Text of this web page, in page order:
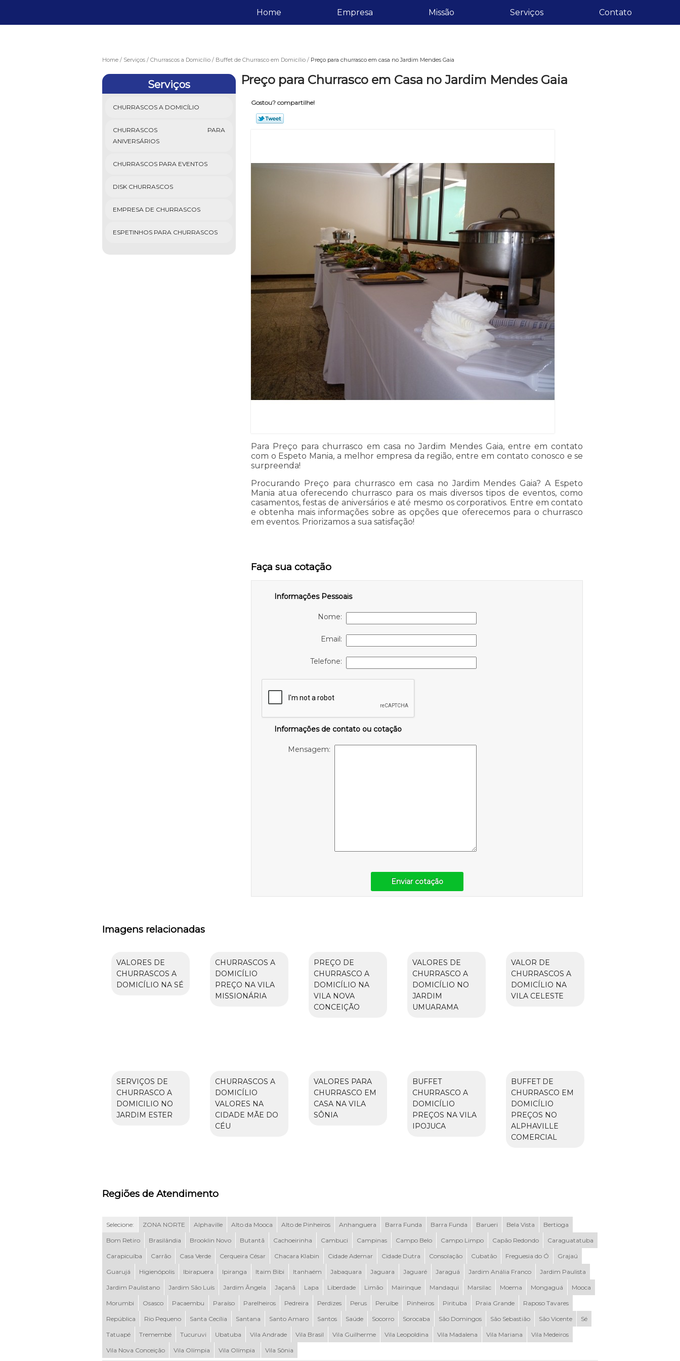
Home Empresa Missão Serviços Contato
Home Serviços Churrascos a Domicílio Buffet de Churrasco em Domicílio Preço para churrasco em casa no Jardim Mendes Gaia
Serviços
CHURRASCOS A DOMICÍLIO
CHURRASCOS PARA
ANIVERSÁRIOS
CHURRASCOS PARA EVENTOS
DISK CHURRASCOS
EMPRESA DE CHURRASCOS
ESPETINHOS PARA CHURRASCOS
Preço para Churrasco em Casa no Jardim Mendes Gaia
Gostou? compartilhe!
Para Preço para churrasco em casa no Jardim Mendes Gaia, entre em contato
com o Espeto Mania, a melhor empresa da região, entre em contato conosco e se
surpreenda!
Procurando Preço para churrasco em casa no Jardim Mendes Gaia? A Espeto
Mania atua oferecendo churrasco para os mais diversos tipos de eventos, como
casamentos, festas de aniversários e até mesmo os corporativos. Entre em contato
e obtenha mais informações sobre as opções que oferecemos para o churrasco
em eventos. Priorizamos a sua satisfação!
Faça sua cotação
Informações Pessoais
Nome:
Email:
Telefone:
Informações de contato ou cotação
Mensagem:
Enviar cotação
Imagens relacionadas
VALORES DE
CHURRASCOS A
DOMICÍLIO NA SÉ
CHURRASCOS A
DOMICÍLIO
PREÇO NA VILA
MISSIONÁRIA
PREÇO DE
CHURRASCO A
DOMICÍLIO NA
VILA NOVA
CONCEIÇÃO
VALORES DE
CHURRASCO A
DOMICÍLIO NO
JARDIM
UMUARAMA
VALOR DE
CHURRASCOS A
DOMICÍLIO NA
VILA CELESTE
SERVIÇOS DE
CHURRASCO A
DOMICILIO NO
JARDIM ESTER
CHURRASCOS A
DOMICÍLIO
VALORES NA
CIDADE MÃE DO
CÉU
VALORES PARA
CHURRASCO EM
CASA NA VILA
SÔNIA
BUFFET
CHURRASCO A
DOMICÍLIO
PREÇOS NA VILA
IPOJUCA
BUFFET DE
CHURRASCO EM
DOMICÍLIO
PREÇOS NO
ALPHAVILLE
COMERCIAL
Regiões de Atendimento
Selecione: ZONA NORTE Alphaville Alto da Mooca Alto de Pinheiros Anhanguera Barra Funda Barra Funda Barueri Bela Vista Bertioga
Bom Retiro Brasilândia Brooklin Novo Butantã Cachoeirinha Cambuci Campinas Campo Belo Campo Limpo Capão Redondo Caraguatatuba
Carapicuíba Carrão Casa Verde Cerqueira César Chacara Klabin Cidade Ademar Cidade Dutra Consolação Cubatão Freguesia do Ó Grajaú
Guarujá Higienópolis Ibirapuera Ipiranga Itaim Bibi Itanhaém Jabaquara Jaguara Jaguaré Jaraguá Jardim Anália Franco Jardim Paulista
Jardim Paulistano Jardim São Luís Jardim Ângela Jaçanã Lapa Liberdade Limão Mairinque Mandaqui Marsilac Moema Mongaguá Mooca
Morumbi Osasco Pacaembu Paraíso Parelheiros Pedreira Perdizes Perus Peruíbe Pinheiros Pirituba Praia Grande Raposo Tavares
República Rio Pequeno Santa Cecília Santana Santo Amaro Santos Saúde Socorro Sorocaba São Domingos São Sebastião São Vicente Sé
Tatuapé Tremembé Tucuruvi Ubatuba Vila Andrade Vila Brasil Vila Guilherme Vila Leopoldina Vila Madalena Vila Mariana Vila Medeiros
Vila Nova Conceição Vila Olímpia Vila Olímpia Vila Sônia